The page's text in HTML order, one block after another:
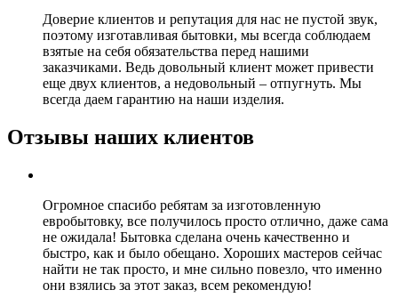
Доверие клиентов и репутация для нас не пустой звук,
поэтому изготавливая бытовки, мы всегда соблюдаем
взятые на себя обязательства перед нашими
заказчиками. Ведь довольный клиент может привести
еще двух клиентов, а недовольный – отпугнуть. Мы
всегда даем гарантию на наши изделия.
Отзывы наших клиентов
Огромное спасибо ребятам за изготовленную
евробытовку, все получилось просто отлично, даже сама
не ожидала! Бытовка сделана очень качественно и
быстро, как и было обещано. Хороших мастеров сейчас
найти не так просто, и мне сильно повезло, что именно
они взялись за этот заказ, всем рекомендую!